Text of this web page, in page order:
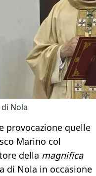
Nola
provocazione quelle
Marino col
della magnifica
di Nola in occasione